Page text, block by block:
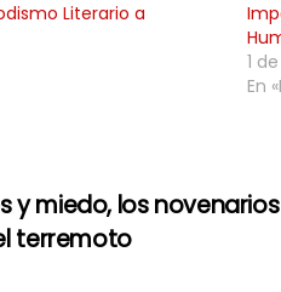
Literario a
1
En
y miedo, los novenarios
terremoto